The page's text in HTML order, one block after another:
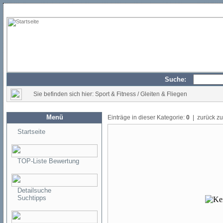
Suche:
Sie befinden sich hier: Sport & Fitness / Gleiten & Fliegen
Menü
Startseite
TOP-Liste Bewertung
Detailsuche
Suchtipps
Einträge in dieser Kategorie: 0 | zurück